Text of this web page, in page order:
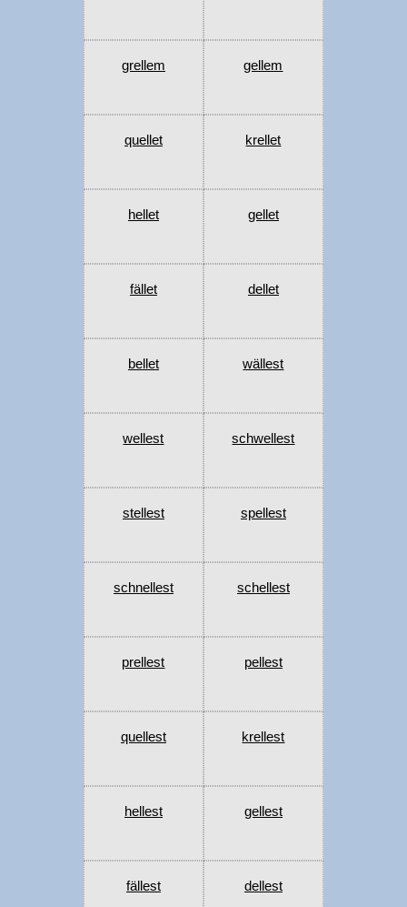
grellem gellem
quellet krellet
hellet gellet
fället dellet
bellet wällest
wellest schwellest
stellest spellest
schnellest schellest
prellest pellest
quellest krellest
hellest gellest
fällest dellest